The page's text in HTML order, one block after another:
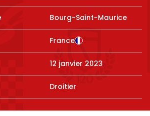
Bourg-Saint-Maurice
France
12 janvier 2023
Droitier